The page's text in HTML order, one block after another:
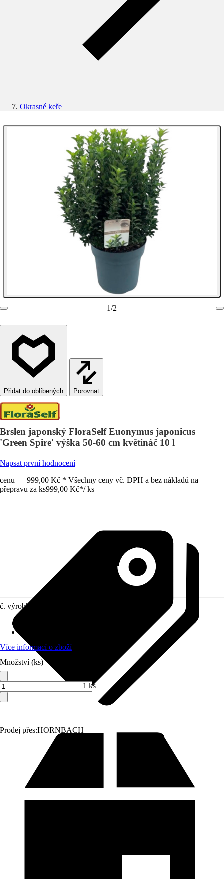
Okrasné keře
1/2
Porovnat
Brslen japonský FloraSelf Euonymus japonicus
'Green Spire' výška 50-60 cm květináč 10 l
Napsat první hodnocení
cenu — 999,00 Kč * Všechny ceny vč. DPH a bez nákladů na
přepravu za ks999,00 Kč*/ ks
Prodej přes:HORNBACH
č. výrobku
Více informací o zboží
Množství (ks)
1 ks